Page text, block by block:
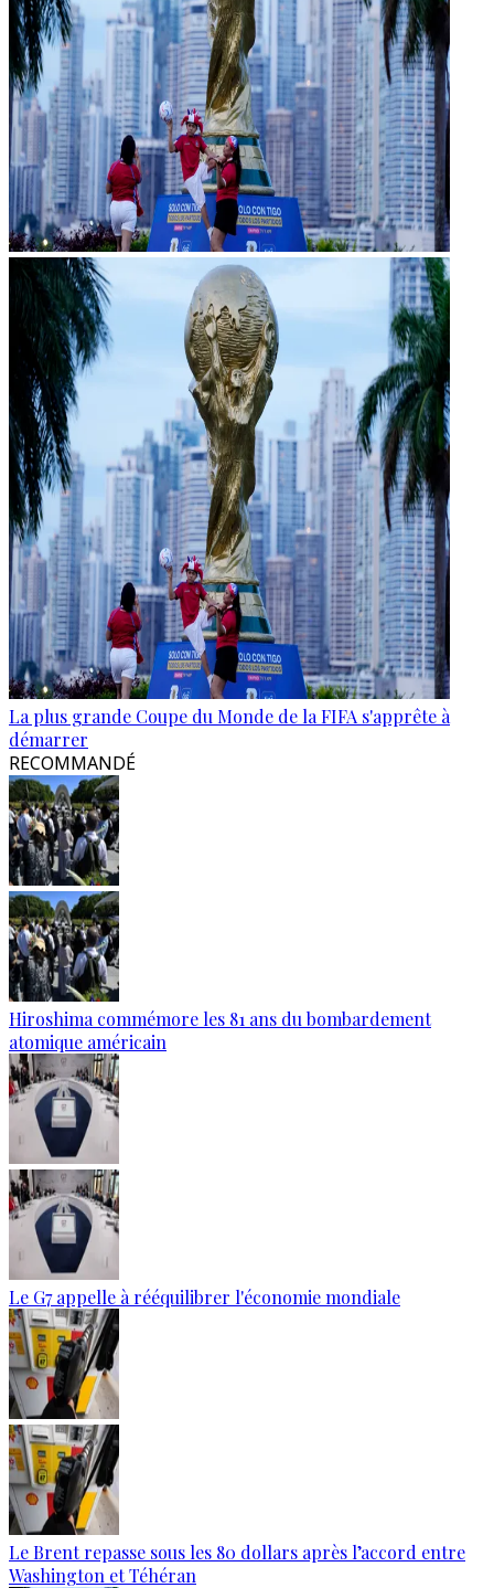
La plus grande Coupe du Monde de la FIFA s'apprête à
démarrer
RECOMMANDÉ
Hiroshima commémore les 81 ans du bombardement
atomique américain
Le G7 appelle à rééquilibrer l'économie mondiale
Le Brent repasse sous les 80 dollars après l’accord entre
Washington et Téhéran